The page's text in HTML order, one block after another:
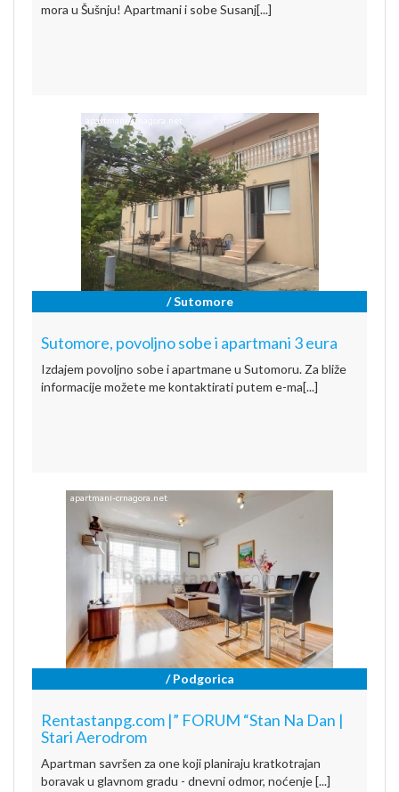
mora u Šušnju! Apartmani i sobe Susanj[...]
/ Sutomore
Sutomore, povoljno sobe i apartmani 3 eura
Izdajem povoljno sobe i apartmane u Sutomoru. Za bliže
informacije možete me kontaktirati putem e-ma[...]
/ Podgorica
Rentastanpg.com |” FORUM “Stan Na Dan |
Stari Aerodrom
Apartman savršen za one koji planiraju kratkotrajan
boravak u glavnom gradu - dnevni odmor, noćenje [...]